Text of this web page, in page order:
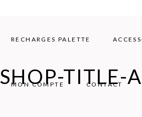
RECHARGES PALETTE
MON COMPTE CONTACT
SHOP-TITLE-